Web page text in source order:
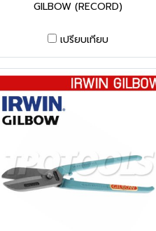
GILBOW (RECORD)
เปรียบเทียบ